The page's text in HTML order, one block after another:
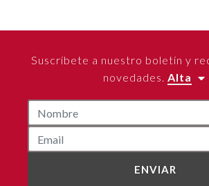
Suscríbete a nuestro boletín y
novedades. Alta
ENVIAR